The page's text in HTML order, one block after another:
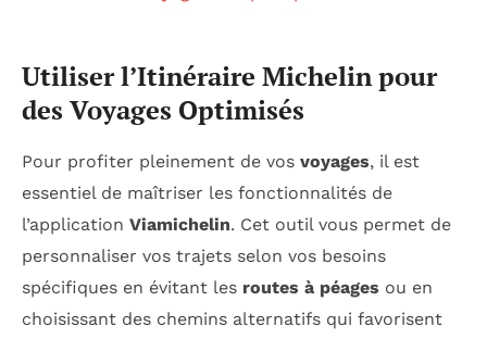
Utiliser l’Itinéraire Michelin pour
des Voyages Optimisés
Pour profiter pleinement de vos voyages, il est
essentiel de maîtriser les fonctionnalités de
l’application Viamichelin. Cet outil vous permet de
personnaliser vos trajets selon vos besoins
spécifiques en évitant les routes à péages ou en
choisissant des chemins alternatifs qui favorisent